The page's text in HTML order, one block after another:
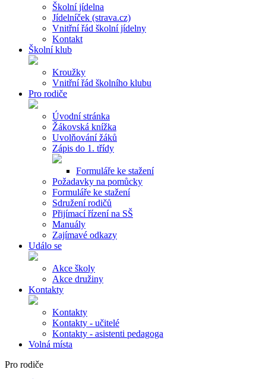
Školní jídelna
Jídelníček (strava.cz)
Vnitřní řád školní jídelny
Kontakt
Školní klub
Kroužky
Vnitřní řád školního klubu
Pro rodiče
Úvodní stránka
Žákovská knížka
Uvolňování žáků
Zápis do 1. třídy
Formuláře ke stažení
Požadavky na pomůcky
Formuláře ke stažení
Sdružení rodičů
Přijímací řízení na SŠ
Manuály
Zajímavé odkazy
Událo se
Akce školy
Akce družiny
Kontakty
Kontakty
Kontakty - učitelé
Kontakty - asistenti pedagoga
Volná místa
Pro rodiče